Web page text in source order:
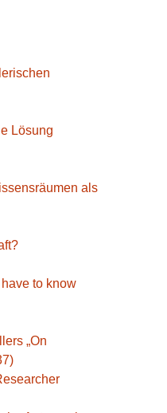
Lösung
als
to know
„On